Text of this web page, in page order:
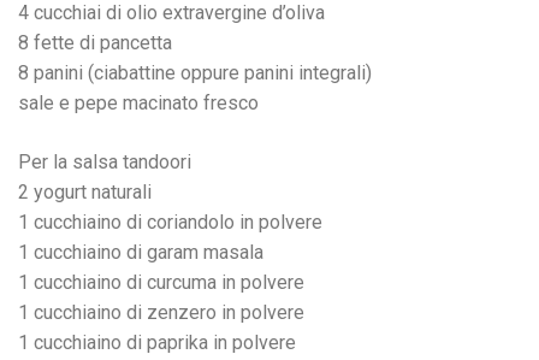
4 cucchiai di olio extravergine d’oliva
8 fette di pancetta
8 panini (ciabattine oppure panini integrali)
sale e pepe macinato fresco
Per la salsa tandoori
2 yogurt naturali
1 cucchiaino di coriandolo in polvere
1 cucchiaino di garam masala
1 cucchiaino di curcuma in polvere
1 cucchiaino di zenzero in polvere
1 cucchiaino di paprika in polvere